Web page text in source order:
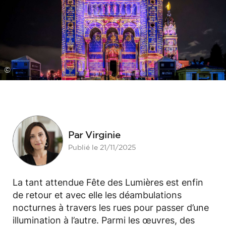
©
Par Virginie
Publié le 21/11/2025
La tant attendue Fête des Lumières est enfin
de retour et avec elle les déambulations
nocturnes à travers les rues pour passer d’une
illumination à l’autre. Parmi les œuvres, des